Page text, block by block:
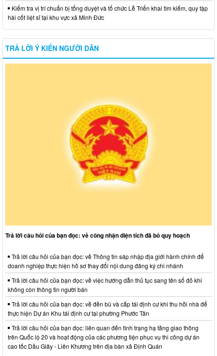
Kiểm tra vị trí chuẩn bị tổng duyệt và tổ chức Lễ Triển khai tìm kiếm, quy tập
hài cốt liệt sĩ tại khu vực xã Minh Đức
TRẢ LỜI Ý KIẾN NGƯỜI DÂN
Trả lời câu hỏi của bạn đọc: về công nhận diện tích đã bỏ quy hoạch
Trả lời câu hỏi của bạn đọc: về Thông tin sáp nhập địa giới hành chính để
doanh nghiệp thực hiện hồ sơ thay đổi nội dung đăng ký chi nhánh
Trả lời câu hỏi của bạn đọc: về việc hướng dẫn thủ tục sang tên sổ đỏ khi
không còn thông tin người bán
Trả lời câu hỏi của bạn đọc: về đền bù và cấp tái định cư khi thu hồi nhà để
thực hiện Dự án Khu tái định cư tại phường Phước Tân
Trả lời câu hỏi của bạn đọc: liên quan đến tình trạng hạ tầng giao thông
trên Quốc lộ 20 và hoạt động của các phương tiện phục vụ thi công dự án
cao tốc Dầu Giây - Liên Khương trên địa bàn xã Định Quán